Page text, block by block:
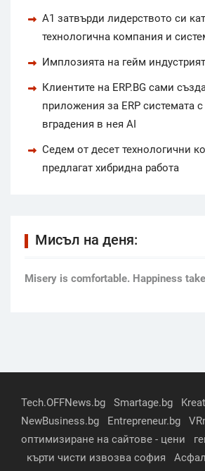
А1 затвърди лидерството си
технологична компания и
Имплозията на гейм
Клиентите на ERP.BG сами
приложения за ERP системата
вградения в нея AI
Седем от десет технологични
предлагат хибридна работа
Мисъл на деня:
Мisery is comfortable. Happiness
Tech.OFFNews.bg Smartage.bg
NewBusiness.bg
Entrepreneur.bg
оптимизиране на сайтове - цени
кърти чисти извозва софия